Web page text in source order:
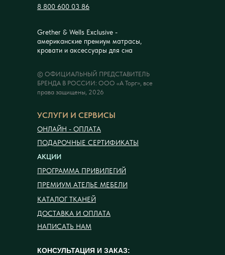
8 800 600 03 86
Grether & Wells Exclusive -
американские премиум матрасы,
кровати и аксессуары для сна
© ОФИЦИАЛЬНЫЙ ПРЕДСТАВИТЕЛЬ
БРЕНДА В РОССИИ: ООО «А Торг», все
права защищены, 2026
УСЛУГИ И СЕРВИСЫ
КОНСУЛЬТАЦИЯ И ЗАКАЗ:
АКЦИИ
ОНЛАЙН - ОПЛАТА
ПОДАРОЧНЫЕ СЕРТИФИКАТЫ
ПРОГРАММА ПРИВИЛЕГИЙ
ПРЕМИУМ АТЕЛЬЕ МЕБЕЛИ
КАТАЛОГ ТКАНЕЙ
ДОСТАВКА И ОПЛАТА
НАПИСАТЬ НАМ